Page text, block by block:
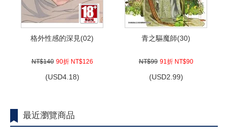
格外性感的深見(02)
NT$140 90折 NT$126
(USD4.18)
青之驅魔師(30)
NT$99 91折 NT$90
(USD2.99)
最近瀏覽商品